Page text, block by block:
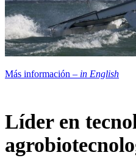
Más información – in English
Líder en